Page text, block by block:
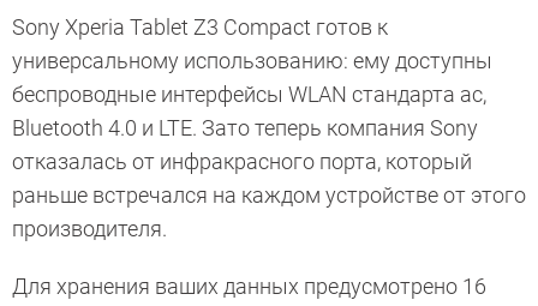
Sony Xperia Tablet Z3 Compact готов к
универсальному использованию: ему доступны
беспроводные интерфейсы WLAN стандарта ac,
Bluetooth 4.0 и LTE. Зато теперь компания Sony
отказалась от инфракрасного порта, который
раньше встречался на каждом устройстве от этого
производителя.
Для хранения ваших данных предусмотрено 16